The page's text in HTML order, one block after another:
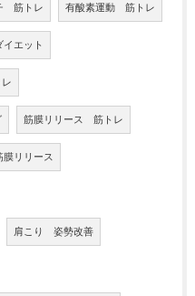
筋トレ 有酸素運動 筋トレ
エット
筋膜リリース 筋トレ
リリース
肩こり 姿勢改善